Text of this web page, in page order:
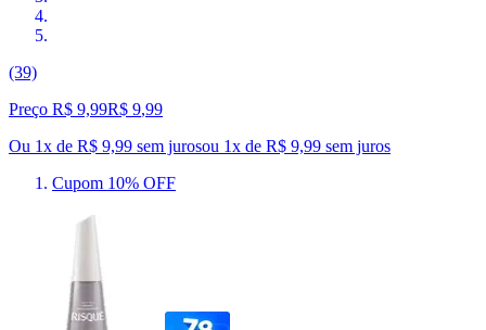
(39)
Preço R$ 9,99R$ 9,99
Ou 1x de R$ 9,99 sem jurosou 1x de R$ 9,99 sem juros
Cupom 10% OFF